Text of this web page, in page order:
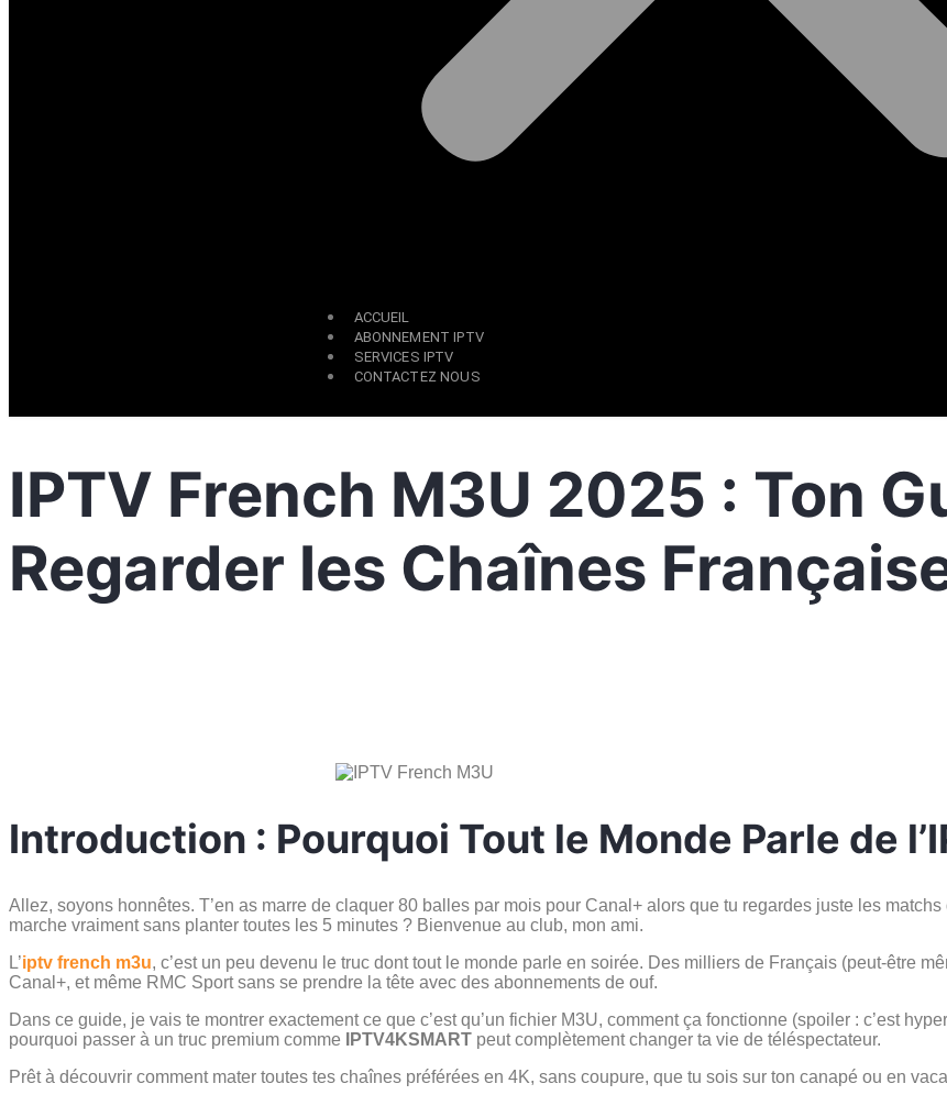
ACCUEIL
ABONNEMENT IPTV
SERVICES IPTV
CONTACTEZ NOUS
IPTV French M3U 2025 : Ton
Regarder les Chaînes
Introduction : Pourquoi Tout le Monde Parle de
Allez, soyons honnêtes. T’en as marre de claquer 80 balles par mois pour Canal+ alors que tu regardes juste les
marche vraiment sans planter toutes les 5 minutes ? Bienvenue au club, mon ami.
L’iptv french m3u, c’est un peu devenu le truc dont tout le monde parle en soirée. Des milliers de Français (peut-être
Canal+, et même RMC Sport sans se prendre la tête avec des abonnements de ouf.
Dans ce guide, je vais te montrer exactement ce que c’est qu’un fichier M3U, comment ça fonctionne (spoiler : c’est
pourquoi passer à un truc premium comme
IPTV4KSMART peut complètement changer ta vie de téléspectateur.
Prêt à découvrir comment mater toutes tes chaînes préférées en 4K, sans coupure, que tu sois sur ton canapé ou en